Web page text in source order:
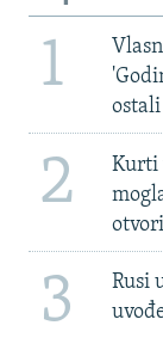
1
ostali
2
Kurti
3
Rusi